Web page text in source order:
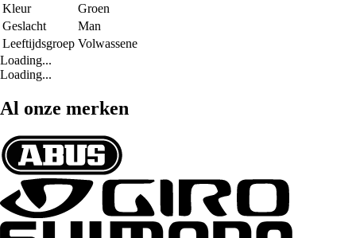
Kleur
Groen
Geslacht
Man
Leeftijdsgroep Volwassene
Loading...
Loading...
Al onze merken